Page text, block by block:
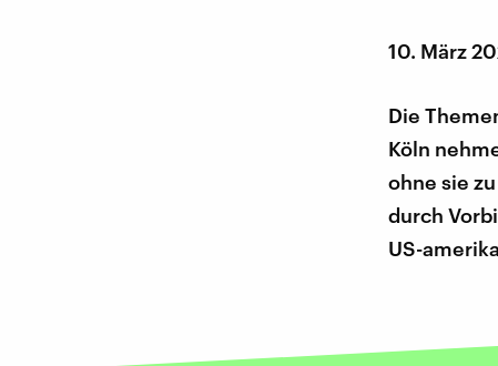
10. März
Die
Köln
ohne sie
durch
US-